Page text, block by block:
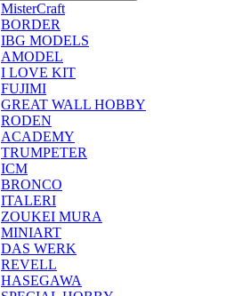
MisterCraft
BORDER
IBG MODELS
AMODEL
I LOVE KIT
FUJIMI
GREAT WALL HOBBY
RODEN
ACADEMY
TRUMPETER
ICM
BRONCO
ITALERI
ZOUKEI MURA
MINIART
DAS WERK
REVELL
HASEGAWA